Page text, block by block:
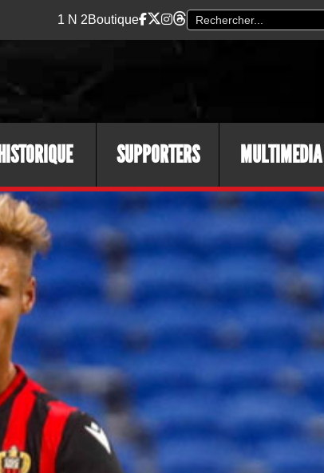
1 N 2Boutique
HISTORIQUE SUPPORTERS MULTIMEDIA